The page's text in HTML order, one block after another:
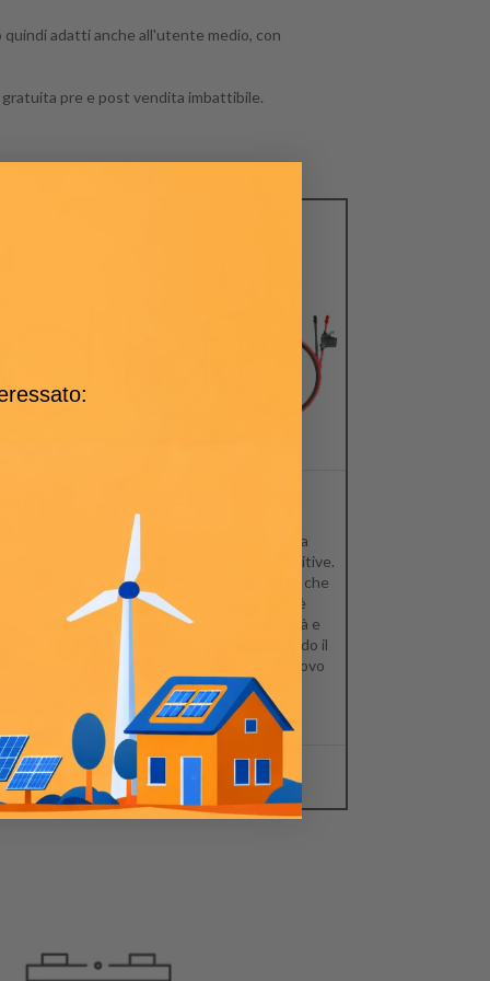
quindi adatti anche all'utente medio, con
pre e post vendita imbattibile.
il nostro kit fotovoltaico è un gioco da
grazie ai cavi inclusi e alle istruzioni intuitive.
sia per gli appassionati del fai da te che
i professionisti, il processo di installazione è
per ridurre al minimo la complessità e
l'efficienza. Che tu stia aggiornando il
sistema esistente o intraprendendo un nuovo
energetico, il nostro kit fornisce una
senza problemi.